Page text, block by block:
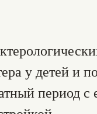
у детей и
период с